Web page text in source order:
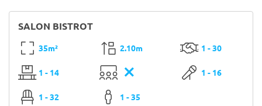
SALON BISTROT
35m² 2.10m 1 - 30
1 - 14 1 - 16
1 - 32 1 - 35